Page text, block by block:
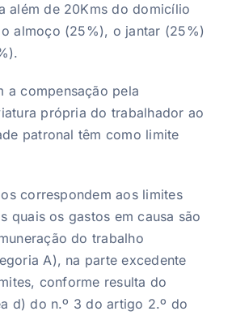
além de 20Kms do domicílio
almoço (25%), o jantar (25%)
a compensação pela
própria do trabalhador ao
patronal têm como limite
correspondem aos limites
quais os gastos em causa são
do trabalho
A), na parte excedente
conforme resulta do
d) do n.º 3 do artigo 2.º do